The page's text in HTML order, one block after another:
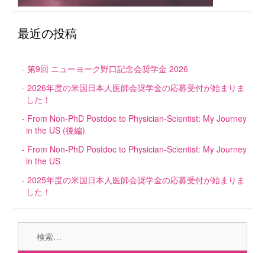
最近の投稿
第9回 ニューヨーク野口記念会奨学金 2026
2026年度の米国日本人医師会奨学金の応募受付が始まりま
した！
From Non-PhD Postdoc to Physician-Scientist: My Journey
in the US (後編)
From Non-PhD Postdoc to Physician-Scientist: My Journey
in the US
2025年度の米国日本人医師会奨学金の応募受付が始まりま
した！